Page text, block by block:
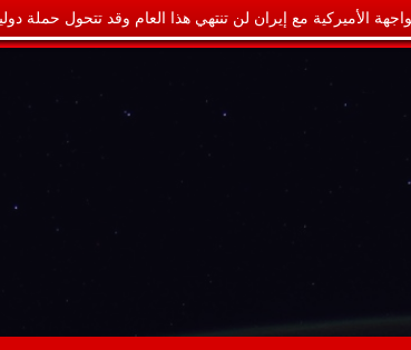
الأميركية مع إيران لن تنتهي هذا العام وقد تتحول حملة